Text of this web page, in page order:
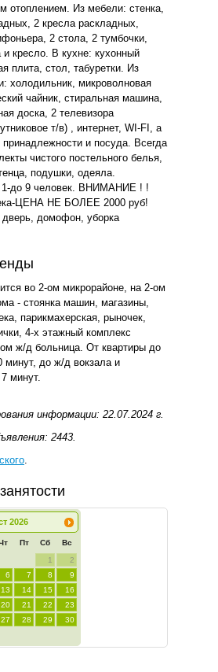
отоплением. Из мебели: стенка,
2 кресла раскладных,
2 стола, 2 тумбочки,
и кресло. В кухне: кухонный
плита, стол, табуретки. Из
холодильник, микроволновая
чайник, стиральная машина,
доска, 2 телевизора
т/в) , интернет, WI-FI, а
принадлежности и посуда. Всегда
чистого постельного белья,
подушки, одеяла.
1-до 9 человек. ВНИМАНИЕ ! !
ЦЕНА НЕ БОЛЕЕ 2000 руб!
дверь, домофон, уборка
во 2-ом микрорайоне, на 2-ом
- стоянка машин, магазины,
парикмахерская, рыночек,
4-х этажный комплекс
ж/д больница. От квартиры до
минут, до ж/д вокзала и
минут.
информации: 22.07.2024 г.
2443.
2026
Пт Сб Вс
1
2
6 7 8
9
13 14 15
16
20 21 22
23
27 28 29
30